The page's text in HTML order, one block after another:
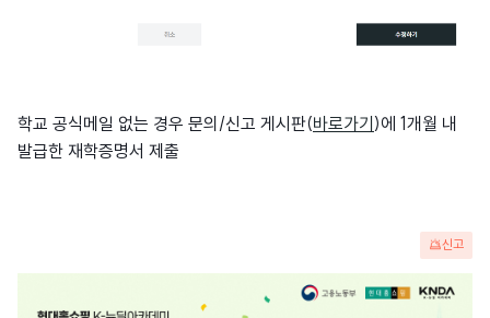
학교 공식메일 없는 경우 문의/신고 게시판(바로가기 )에 1개월 내
발급한 재학증명서 제출
신고